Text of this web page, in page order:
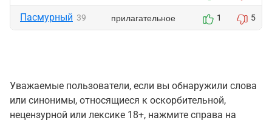
Пасмурный 39 прилагательное 1 5
Уважаемые пользователи, если вы обнаружили слова
или синонимы, относящиеся к оскорбительной,
нецензурной или лексике 18+, нажмите справа на